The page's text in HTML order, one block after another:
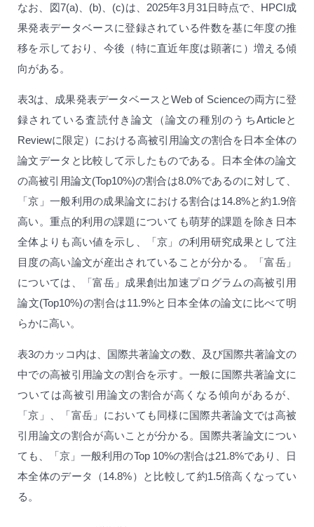
なお、図7(a)、(b)、(c)は、2025年3月31日時点で、HPCI成
果発表データベースに登録されている件数を基に年度の推
移を示しており、今後（特に直近年度は顕著に）増える傾
向がある。
表3は、成果発表データベースとWeb of Scienceの両方に登
録されている査読付き論文（論文の種別のうちArticleと
Reviewに限定）における高被引用論文の割合を日本全体の
論文データと比較して示したものである。日本全体の論文
の高被引用論文(Top10%)の割合は8.0%であるのに対して、
「京」一般利用の成果論文における割合は14.8%と約1.9倍
高い。重点的利用の課題についても萌芽的課題を除き日本
全体よりも高い値を示し、「京」の利用研究成果として注
目度の高い論文が産出されていることが分かる。「富岳」
については、「富岳」成果創出加速プログラムの高被引用
論文(Top10%)の割合は11.9%と日本全体の論文に比べて明
らかに高い。
表3のカッコ内は、国際共著論文の数、及び国際共著論文の
中での高被引用論文の割合を示す。一般に国際共著論文に
ついては高被引用論文の割合が高くなる傾向があるが、
「京」、「富岳」においても同様に国際共著論文では高被
引用論文の割合が高いことが分かる。国際共著論文につい
ても、「京」一般利用のTop 10%の割合は21.8%であり、日
本全体のデータ（14.8%）と比較して約1.5倍高くなってい
る。